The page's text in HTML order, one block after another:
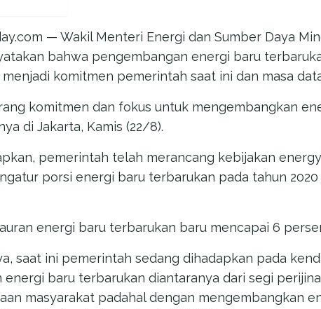
— Wakil Menteri Energi dan Sumber Daya
bahwa pengembangan energi baru
komitmen pemerintah saat ini dan masa
komitmen dan fokus untuk mengembangkan
di Jakarta, Kamis (22/8).
pemerintah telah merancang kebijakan
porsi energi baru terbarukan pada tahun
energi baru terbarukan baru mencapai 6
saat ini pemerintah sedang dihadapkan pada
energi baru terbarukan diantaranya dari segi
masyarakat padahal dengan mengembangkan